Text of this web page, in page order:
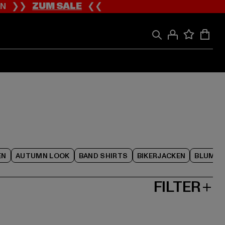
❯❯ZUM SALE❮❮
AUTUMN LOOK BAND SHIRTS BIKERJACKEN
FILTER